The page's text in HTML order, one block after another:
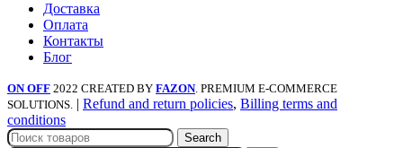
Доставка
Оплата
Контакты
Блог
ON OFF 2022 CREATED BY FAZON. PREMIUM E-COMMERCE
SOLUTIONS. | Refund and return policies, Billing terms and
conditions
Search